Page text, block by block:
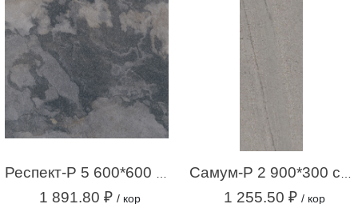
1 891.80 ₽ / кор 1 255.50 ₽ / кор